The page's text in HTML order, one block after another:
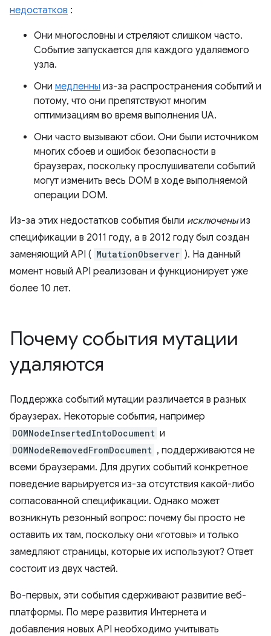
недостатков :
Они многословны и стреляют слишком часто.
Событие запускается для каждого удаляемого
узла.
Они медленны из-за распространения событий и
потому, что они препятствуют многим
оптимизациям во время выполнения UA.
Они часто вызывают сбои. Они были источником
многих сбоев и ошибок безопасности в
браузерах, поскольку прослушиватели событий
могут изменить весь DOM в ходе выполняемой
операции DOM.
Из-за этих недостатков события были исключеныиз
спецификации в 2011 году, а в 2012 году был создан
заменяющий API ( MutationObserver ). На данный
момент новый API реализован и функционирует уже
более 10 лет.
Почему события мутации
удаляются
Поддержка событий мутации различается в разных
браузерах. Некоторые события, например
DOMNodeInsertedIntoDocument и
DOMNodeRemovedFromDocument , поддерживаются не
всеми браузерами. Для других событий конкретное
поведение варьируется из-за отсутствия какой-либо
согласованной спецификации. Однако может
возникнуть резонный вопрос: почему бы просто не
оставить их там, поскольку они «готовы» и только
замедляют страницы, которые их используют? Ответ
состоит из двух частей.
Во-первых, эти события сдерживают развитие веб-
платформы. По мере развития Интернета и
добавления новых API необходимо учитывать